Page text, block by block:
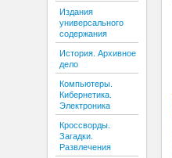
Издания
универсального
содержания
История. Архивное
дело
Компьютеры.
Кибернетика.
Электроника
Кроссворды.
Загадки.
Развлечения